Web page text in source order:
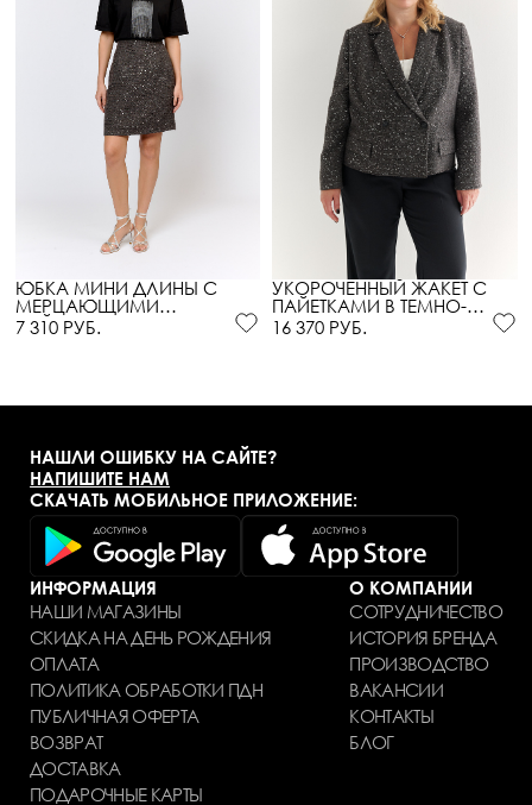
ЮБКА МИНИ ДЛИНЫ С
МЕРЦАЮЩИМИ
ПАЙЕТКАМИ
7 310 РУБ.
УКОРОЧЕННЫЙ ЖАКЕТ С
ПАЙЕТКАМИ В ТЕМНО-
СЕРОМ ЦВЕТЕ
16 370 РУБ.
НАШЛИ ОШИБКУ НА САЙТЕ?
НАПИШИТЕ НАМ
СКАЧАТЬ МОБИЛЬНОЕ ПРИЛОЖЕНИЕ:
ИНФОРМАЦИЯ
НАШИ МАГАЗИНЫ
СКИДКА НА ДЕНЬ РОЖДЕНИЯ
ОПЛАТА
ПОЛИТИКА ОБРАБОТКИ ПДН
ПУБЛИЧНАЯ ОФЕРТА
ВОЗВРАТ
ДОСТАВКА
ПОДАРОЧНЫЕ КАРТЫ
О КОМПАНИИ
СОТРУДНИЧЕСТВО
ИСТОРИЯ БРЕНДА
ПРОИЗВОДСТВО
ВАКАНСИИ
КОНТАКТЫ
БЛОГ